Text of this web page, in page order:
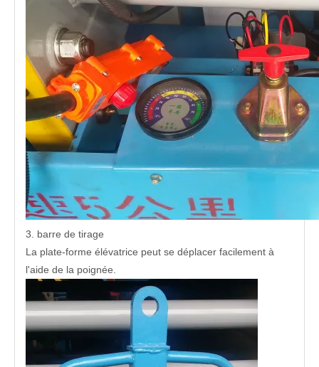
3. barre de tirage
La plate-forme élévatrice peut se déplacer facilement à
l'aide de la poignée.